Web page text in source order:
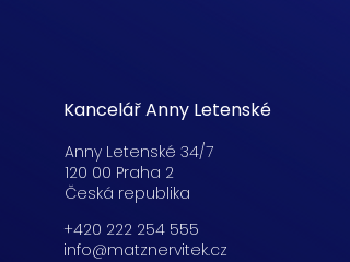
Kancelář Anny Letenské
Anny Letenské 34/7
120 00 Praha 2
Česká republika
+420 222 254 555
info@matznervitek.cz